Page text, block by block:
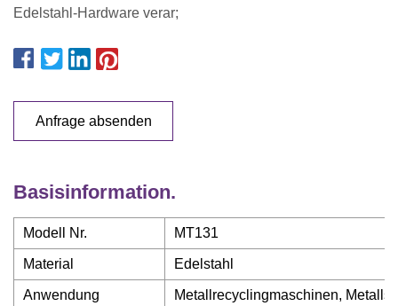
Edelstahl-Hardware verar;
Anfrage absenden
Basisinformation.
Modell Nr. MT131
Material Edelstahl
Anwendung Metallrecyclingmaschinen,